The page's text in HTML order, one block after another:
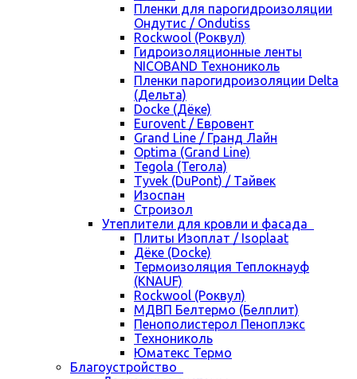
Пленки для парогидроизоляции
Ондутис / Ondutiss
Rockwool (Роквул)
Гидроизоляционные ленты
NICOBAND Технониколь
Пленки парогидроизоляции Delta
(Дельта)
Docke (Дёке)
Eurovent / Евровент
Grand Line / Гранд Лайн
Optima (Grand Line)
Tegola (Тегола)
Tyvek (DuPont) / Тайвек
Изоспан
Строизол
Утеплители для кровли и фасада
Плиты Изоплат / Isoplaat
Дёке (Docke)
Термоизоляция Теплокнауф
(KNAUF)
Rockwool (Роквул)
МДВП Белтермо (Белплит)
Пенополистерол Пеноплэкс
Технониколь
Юматекс Термо
Благоустройство